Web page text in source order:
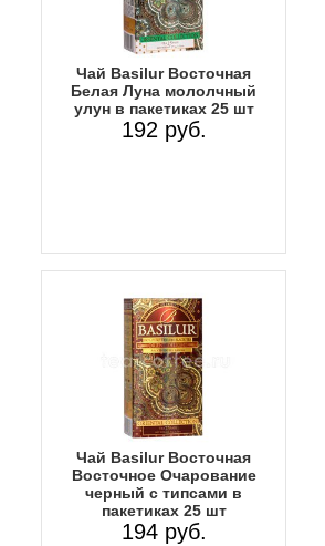
Чай Basilur Восточная
Белая Луна мололчный
улун в пакетиках 25 шт
192 руб.
Чай Basilur Восточная
Восточное Очарование
черный с типсами в
пакетиках 25 шт
194 руб.